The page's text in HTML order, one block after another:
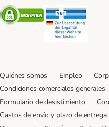
Security
Quiénes somos Empleo
Condiciones comerciales generales
Formulario de desistimiento
Gastos de envío y plazo de entrega